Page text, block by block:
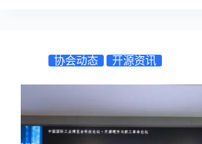
协会动态 开源资讯